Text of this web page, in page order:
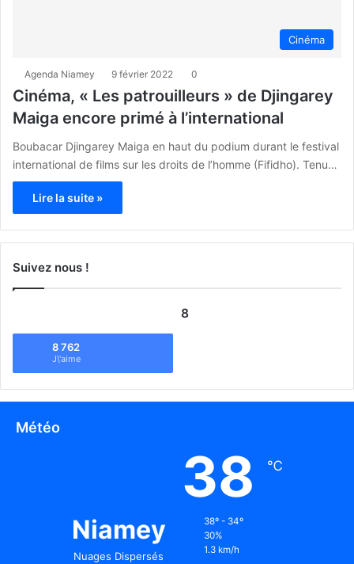
Cinéma
Agenda Niamey 9 février 2022 0
Cinéma, « Les patrouilleurs » de Djingarey
Maiga encore primé à l’international
Boubacar Djingarey Maiga en haut du podium durant le festival
international de films sur les droits de l’homme (Fifidho). Tenu…
Lire la suite »
Suivez nous !
8
8 762
J\'aime
Météo
Niamey
Nuages Dispersés
38 ℃
38º - 34º
30%
1.3 km/h